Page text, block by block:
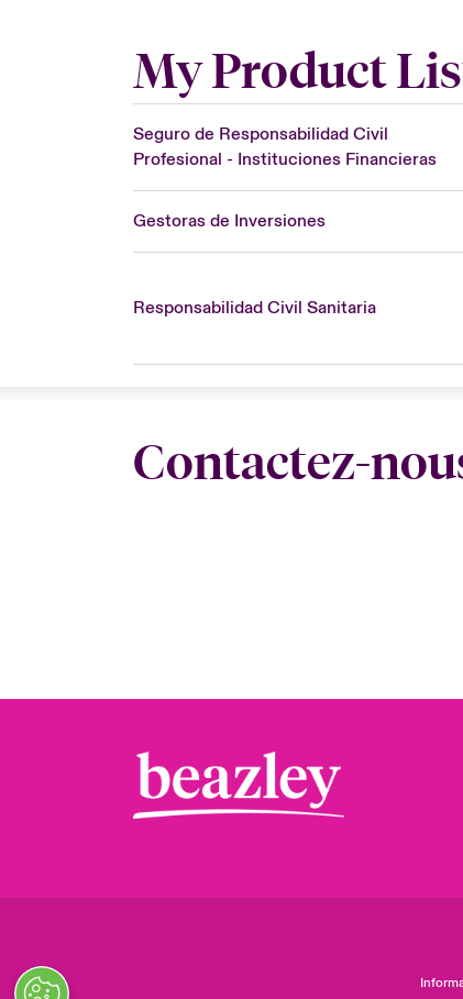
My Product
Seguro de Responsabilidad Civil
Profesional - Instituciones Financieras
Gestoras de Inversiones
Responsabilidad Civil Sanitaria
Contactez-